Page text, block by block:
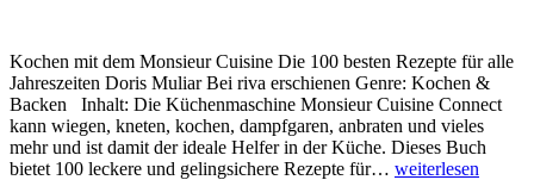
Kochen mit dem Monsieur Cuisine Die 100 besten Rezepte für alle
Jahreszeiten Doris Muliar Bei riva erschienen Genre: Kochen &
Backen Inhalt: Die Küchenmaschine Monsieur Cuisine Connect
kann wiegen, kneten, kochen, dampfgaren, anbraten und vieles
mehr und ist damit der ideale Helfer in der Küche. Dieses Buch
bietet 100 leckere und gelingsichere Rezepte für… „Kochen
weiterlesen